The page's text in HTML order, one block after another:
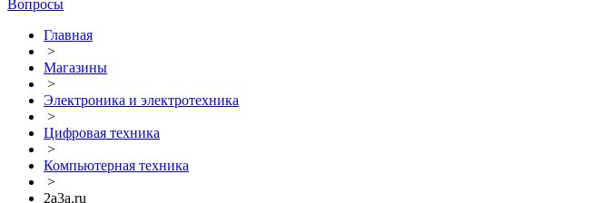
Вопросы
Главная
>
Магазины
>
Электроника и электротехника
>
Цифровая техника
>
Компьютерная техника
>
2a3a.ru